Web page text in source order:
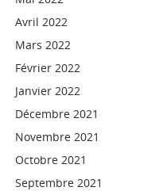
Avril 2022
Mars 2022
Février 2022
Janvier 2022
Décembre 2021
Novembre 2021
Octobre 2021
Septembre 2021